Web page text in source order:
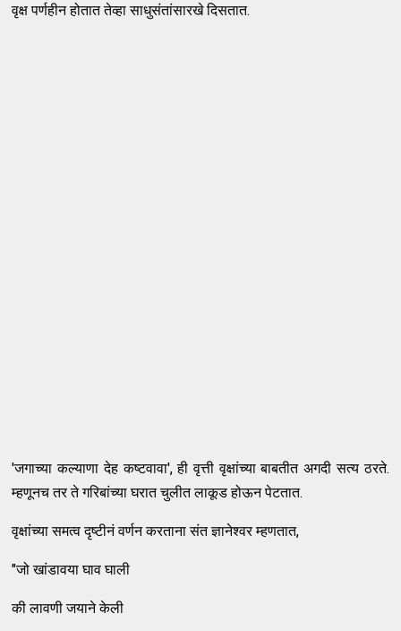
वृक्ष पर्णहीन होतात तेव्हा साधुसंतांसारखे दिसतात.
'जगाच्या कल्याणा देह कष्टवावा', ही वृत्ती वृक्षांच्या बाबतीत अगदी सत्य ठरते.
म्हणूनच तर ते गरिबांच्या घरात चुलीत लाकूड होऊन पेटतात.
वृक्षांच्या समत्व दृष्टीनं वर्णन करताना संत ज्ञानेश्वर म्हणतात,
"जो खांडावया घाव घाली
की लावणी जयाने केली